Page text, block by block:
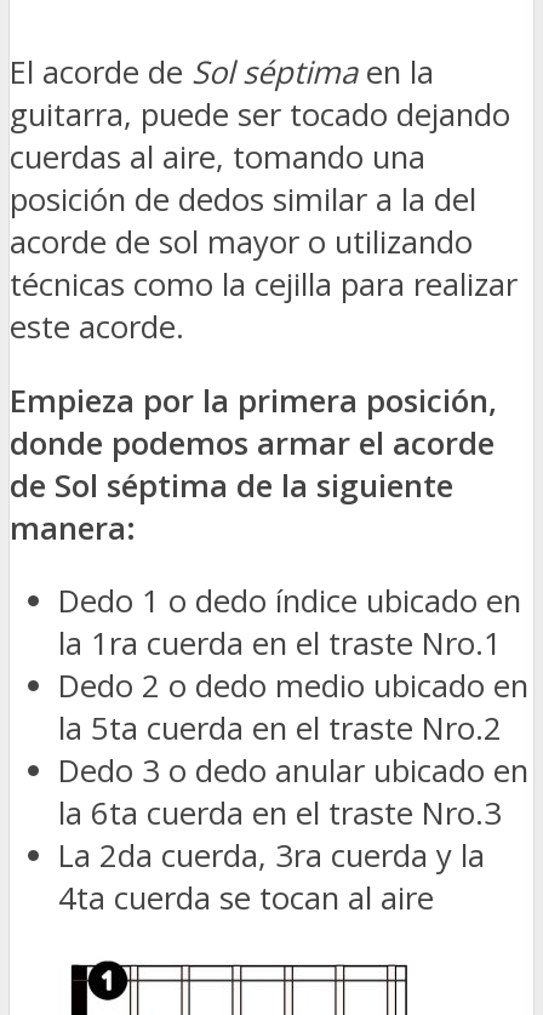
El acorde de Sol séptimaen la
guitarra, puede ser tocado dejando
cuerdas al aire, tomando una
posición de dedos similar a la del
acorde de sol mayor o utilizando
técnicas como la cejilla para realizar
este acorde.
Empieza por la primera posición,
donde podemos armar el acorde
de Sol séptima de la siguiente
manera:
Dedo 1 o dedo índice ubicado en
la 1ra cuerda en el traste Nro.1
Dedo 2 o dedo medio ubicado en
la 5ta cuerda en el traste Nro.2
Dedo 3 o dedo anular ubicado en
la 6ta cuerda en el traste Nro.3
La 2da cuerda, 3ra cuerda y la
4ta cuerda se tocan al aire